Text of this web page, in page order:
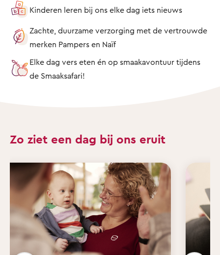
Kinderen leren bij ons elke dag iets nieuws
Zachte, duurzame verzorging met de vertrouwde
merken Pampers en Naïf
Elke dag vers eten én op smaakavontuur tijdens
de Smaaksafari!
Zo ziet een dag bij ons eruit